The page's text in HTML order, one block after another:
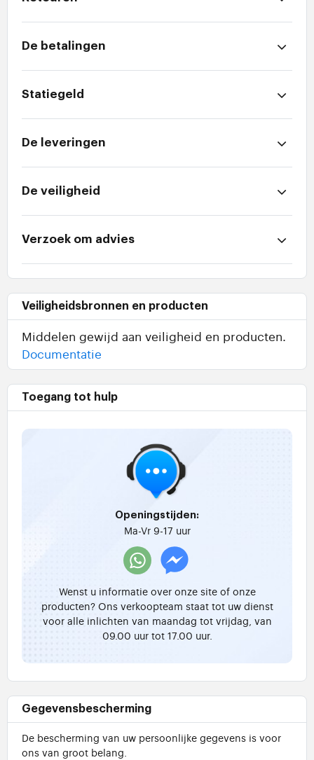
De betalingen
Statiegeld
De leveringen
De veiligheid
Verzoek om advies
Veiligheidsbronnen en producten
Middelen gewijd aan veiligheid en producten.
Documentatie
Toegang tot hulp
Openingstijden:
Ma-Vr 9-17 uur
Wenst u informatie over onze site of onze
producten? Ons verkoopteam staat tot uw dienst
voor alle inlichten van maandag tot vrijdag, van
09.00 uur tot 17.00 uur.
Gegevensbescherming
De bescherming van uw persoonlijke gegevens is voor
ons van groot belang.